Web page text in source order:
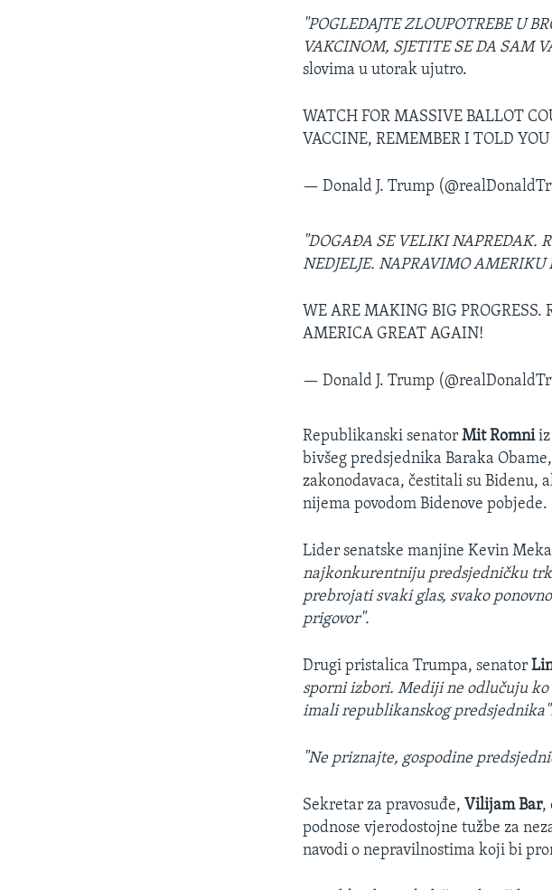
"POGLEDAJTE ZLOUPOTREBE U
VAKCINOM, SJETITE SE DA SAM
slovima u utorak ujutro.
WATCH FOR MASSIVE BALLOT
VACCINE, REMEMBER I TOLD YOU
— Donald J. Trump
"DOGAĐA SE VELIKI NAPREDAK.
NEDJELJE. NAPRAVIMO AMERIKU
WE ARE MAKING BIG
AMERICA GREAT AGAIN!
— Donald J. Trump
Republikanski senatorMit Romni
bivšeg predsjednika Baraka
zakonodavaca, čestitali su Bidenu,
nijema povodom Bidenove pobjede.
Lider senatske manjine Kevin
najkonkurentniju predsjedničku
prebrojati svaki glas, svako
prigovor".
Drugi pristalica Trumpa, senator
sporni izbori. Mediji ne odlučuju
imali republikanskog
"Ne priznajte, gospodine
Sekretar za pravosuđe, Vilijam Bar,
podnose vjerodostojne tužbe za
navodi o nepravilnostima koji bi